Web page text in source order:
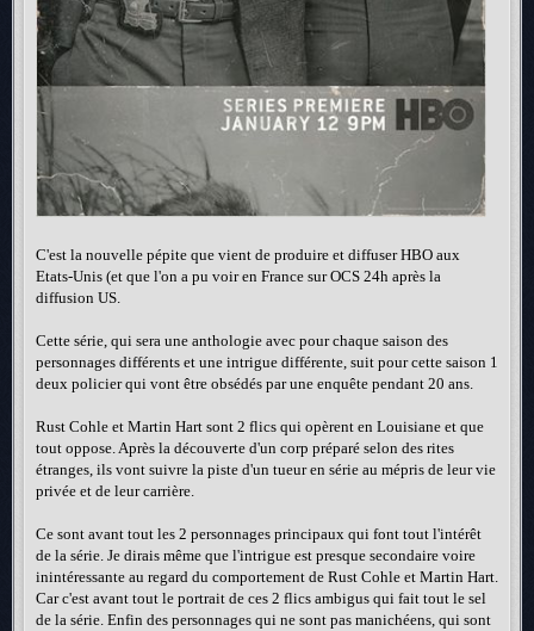
C'est la nouvelle pépite que vient de produire et diffuser HBO aux
Etats-Unis (et que l'on a pu voir en France sur OCS 24h après la
diffusion US.
Cette série, qui sera une anthologie avec pour chaque saison des
personnages différents et une intrigue différente, suit pour cette saison 1
deux policier qui vont être obsédés par une enquête pendant 20 ans.
Rust Cohle et Martin Hart sont 2 flics qui opèrent en Louisiane et que
tout oppose. Après la découverte d'un corp préparé selon des rites
étranges, ils vont suivre la piste d'un tueur en série au mépris de leur vie
privée et de leur carrière.
Ce sont avant tout les 2 personnages principaux qui font tout l'intérêt
de la série. Je dirais même que l'intrigue est presque secondaire voire
inintéressante au regard du comportement de Rust Cohle et Martin Hart.
Car c'est avant tout le portrait de ces 2 flics ambigus qui fait tout le sel
de la série. Enfin des personnages qui ne sont pas manichéens, qui sont